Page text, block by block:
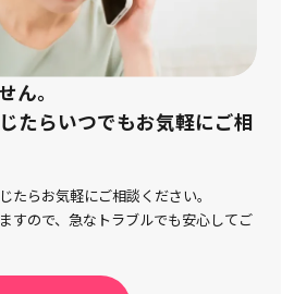
ん。
たらいつでもお気軽にご相
たらお気軽にご相談ください。
すので、急なトラブルでも安心してご